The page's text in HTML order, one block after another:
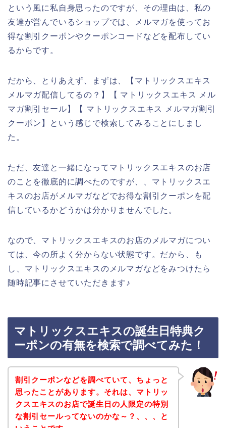
という風に私自身思ったのですが、その理由は、私の
友達が営んでいるショップでは、メルマガを使ってお
得な割引クーポンやクーポンコードなどを配布してい
るからです。
だから、とりあえず、まずは、【マトリックスエキス
メルマガ配信してるの？】【 マトリックスエキス メル
マガ割引セール】【 マトリックスエキス メルマガ割引
クーポン】という感じで検索してみることにしまし
た。
ただ、友達と一緒になってマトリックスエキスのお店
のことを徹底的に調べたのですが、、マトリックスエ
キスのお店がメルマガなどでお得な割引クーポンを配
信しているかどうかは分かりませんでした。
なので、マトリックスエキスのお店のメルマガについ
ては、今の所よく分からない状態です。だから、も
し、マトリックスエキスのメルマガなどをみつけたら
随時記事にさせていただきます♪
マトリックスエキスの誕生日特典ク
ーポンの有無を検索で調べてみた！
割引クーポンなどを調べていて、ちょっと
思ったことがあります。それは、マトリッ
クスエキスのお店で誕生日の人限定の特別
な割引セールってないのかな～？、、、と